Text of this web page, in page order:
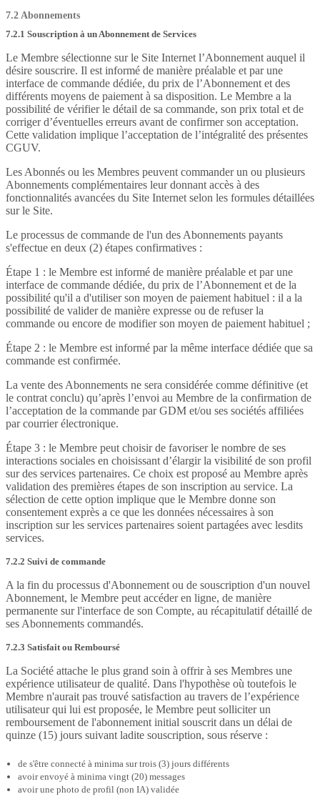
7.2 Abonnements
7.2.1 Souscription à un Abonnement de Services
Le Membre sélectionne sur le Site Internet l’Abonnement auquel il
désire souscrire. Il est informé de manière préalable et par une
interface de commande dédiée, du prix de l’Abonnement et des
différents moyens de paiement à sa disposition. Le Membre a la
possibilité de vérifier le détail de sa commande, son prix total et de
corriger d’éventuelles erreurs avant de confirmer son acceptation.
Cette validation implique l’acceptation de l’intégralité des présentes
CGUV.
Les Abonnés ou les Membres peuvent commander un ou plusieurs
Abonnements complémentaires leur donnant accès à des
fonctionnalités avancées du Site Internet selon les formules détaillées
sur le Site.
Le processus de commande de l'un des Abonnements payants
s'effectue en deux (2) étapes confirmatives :
Étape 1 : le Membre est informé de manière préalable et par une
interface de commande dédiée, du prix de l’Abonnement et de la
possibilité qu'il a d'utiliser son moyen de paiement habituel : il a la
possibilité de valider de manière expresse ou de refuser la
commande ou encore de modifier son moyen de paiement habituel ;
Étape 2 : le Membre est informé par la même interface dédiée que sa
commande est confirmée.
La vente des Abonnements ne sera considérée comme définitive (et
le contrat conclu) qu’après l’envoi au Membre de la confirmation de
l’acceptation de la commande par GDM et/ou ses sociétés affiliées
par courrier électronique.
Étape 3 : le Membre peut choisir de favoriser le nombre de ses
interactions sociales en choisissant d’élargir la visibilité de son profil
sur des services partenaires. Ce choix est proposé au Membre après
validation des premières étapes de son inscription au service. La
sélection de cette option implique que le Membre donne son
consentement exprès a ce que les données nécessaires à son
inscription sur les services partenaires soient partagées avec lesdits
services.
7.2.2 Suivi de commande
A la fin du processus d'Abonnement ou de souscription d'un nouvel
Abonnement, le Membre peut accéder en ligne, de manière
permanente sur l'interface de son Compte, au récapitulatif détaillé de
ses Abonnements commandés.
7.2.3 Satisfait ou Remboursé
La Société attache le plus grand soin à offrir à ses Membres une
expérience utilisateur de qualité. Dans l'hypothèse où toutefois le
Membre n'aurait pas trouvé satisfaction au travers de l’expérience
utilisateur qui lui est proposée, le Membre peut solliciter un
remboursement de l'abonnement initial souscrit dans un délai de
quinze (15) jours suivant ladite souscription, sous réserve :
de s'être connecté à minima sur trois (3) jours différents
avoir envoyé à minima vingt (20) messages
avoir une photo de profil (non IA) validée